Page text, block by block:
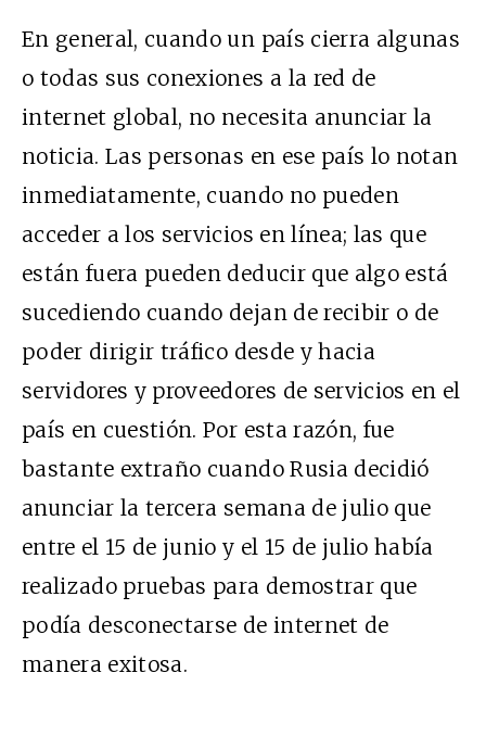
En general, cuando un país cierra algunas
o todas sus conexiones a la red de
internet global, no necesita anunciar la
noticia. Las personas en ese país lo notan
inmediatamente, cuando no pueden
acceder a los servicios en línea; las que
están fuera pueden deducir que algo está
sucediendo cuando dejan de recibir o de
poder dirigir tráfico desde y hacia
servidores y proveedores de servicios en el
país en cuestión. Por esta razón, fue
bastante extraño cuando Rusia decidió
anunciar la tercera semana de julioque
entre el 15 de junio y el 15 de julio había
realizado pruebas para demostrar que
podía desconectarse de internet de
manera exitosa.